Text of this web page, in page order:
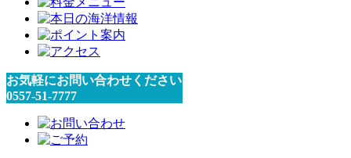
お気軽にお問い合わせください
0557-51-7777